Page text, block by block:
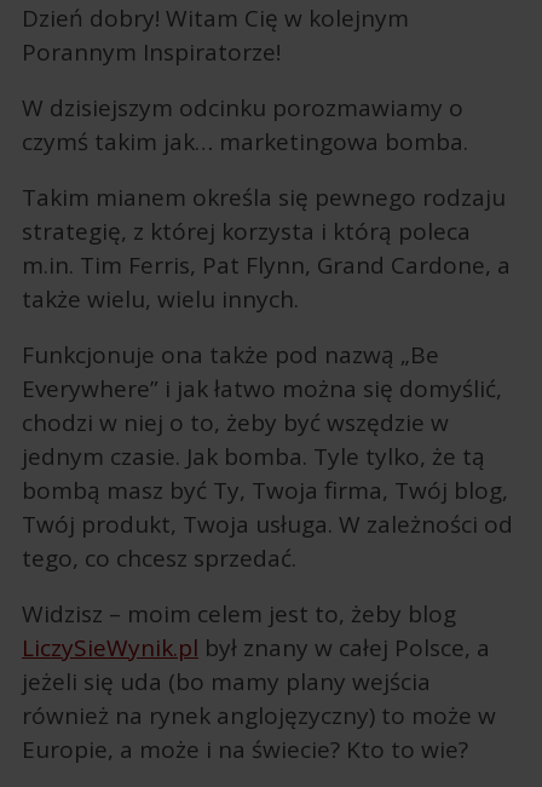
Dzień dobry! Witam Cię w kolejnym
Porannym Inspiratorze!
W dzisiejszym odcinku porozmawiamy o
czymś takim jak… marketingowa bomba.
Takim mianem określa się pewnego rodzaju
strategię, z której korzysta i którą poleca
m.in. Tim Ferris, Pat Flynn, Grand Cardone, a
także wielu, wielu innych.
Funkcjonuje ona także pod nazwą „Be
Everywhere” i jak łatwo można się domyślić,
chodzi w niej o to, żeby być wszędzie w
jednym czasie. Jak bomba. Tyle tylko, że tą
bombą masz być Ty, Twoja firma, Twój blog,
Twój produkt, Twoja usługa. W zależności od
tego, co chcesz sprzedać.
Widzisz – moim celem jest to, żeby blog
LiczySieWynik.pl był znany w całej Polsce, a
jeżeli się uda (bo mamy plany wejścia
również na rynek anglojęzyczny) to może w
Europie, a może i na świecie? Kto to wie?